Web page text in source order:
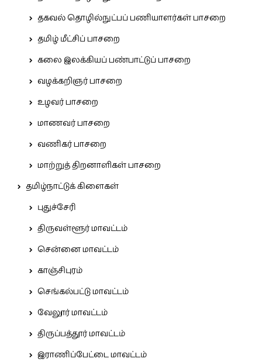
தகவல் தொழில்நுட்பப் பணியாளர்கள் பாசறை
தமிழ் மீட்சிப் பாசறை
கலை இலக்கியப் பண்பாட்டுப் பாசறை
வழக்கறிஞர் பாசறை
உழவர் பாசறை
மாணவர் பாசறை
வணிகர் பாசறை
மாற்றுத் திறனாளிகள் பாசறை
தமிழ்நாட்டுக் கிளைகள்
புதுச்சேரி
திருவள்ளூர் மாவட்டம்
சென்னை மாவட்டம்
காஞ்சிபுரம்
செங்கல்பட்டு மாவட்டம்
வேலூர் மாவட்டம்
திருப்பத்தூர் மாவட்டம்
இராணிப்பேட்டை மாவட்டம்